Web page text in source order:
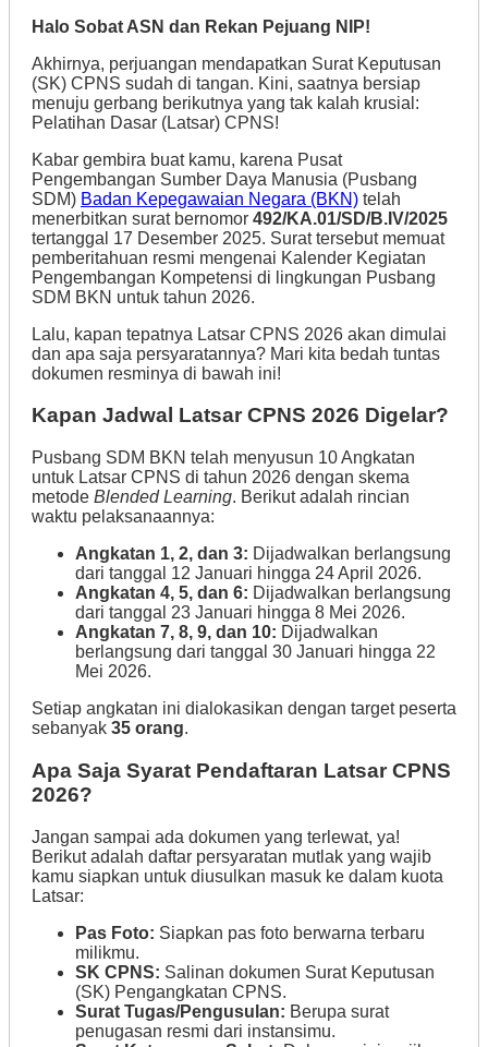
Halo Sobat ASN dan Rekan Pejuang NIP!
Akhirnya, perjuangan mendapatkan Surat Keputusan
(SK) CPNS sudah di tangan. Kini, saatnya bersiap
menuju gerbang berikutnya yang tak kalah krusial:
Pelatihan Dasar (Latsar) CPNS!
Kabar gembira buat kamu, karena Pusat
Pengembangan Sumber Daya Manusia (Pusbang
SDM) Badan Kepegawaian Negara (BKN) telah
menerbitkan surat bernomor 492/KA.01/SD/B.IV/2025
tertanggal 17 Desember 2025. Surat tersebut memuat
pemberitahuan resmi mengenai Kalender Kegiatan
Pengembangan Kompetensi di lingkungan Pusbang
SDM BKN untuk tahun 2026.
Lalu, kapan tepatnya Latsar CPNS 2026 akan dimulai
dan apa saja persyaratannya? Mari kita bedah tuntas
dokumen resminya di bawah ini!
Kapan Jadwal Latsar CPNS 2026 Digelar?
Pusbang SDM BKN telah menyusun 10 Angkatan
untuk Latsar CPNS di tahun 2026 dengan skema
metode Blended Learning. Berikut adalah rincian
waktu pelaksanaannya:
Angkatan 1, 2, dan 3: Dijadwalkan berlangsung
dari tanggal 12 Januari hingga 24 April 2026.
Angkatan 4, 5, dan 6: Dijadwalkan berlangsung
dari tanggal 23 Januari hingga 8 Mei 2026.
Angkatan 7, 8, 9, dan 10: Dijadwalkan
berlangsung dari tanggal 30 Januari hingga 22
Mei 2026.
Setiap angkatan ini dialokasikan dengan target peserta
sebanyak 35 orang.
Apa Saja Syarat Pendaftaran Latsar CPNS
2026?
Jangan sampai ada dokumen yang terlewat, ya!
Berikut adalah daftar persyaratan mutlak yang wajib
kamu siapkan untuk diusulkan masuk ke dalam kuota
Latsar:
Pas Foto: Siapkan pas foto berwarna terbaru
milikmu.
SK CPNS: Salinan dokumen Surat Keputusan
(SK) Pengangkatan CPNS.
Surat Tugas/Pengusulan: Berupa surat
penugasan resmi dari instansimu.